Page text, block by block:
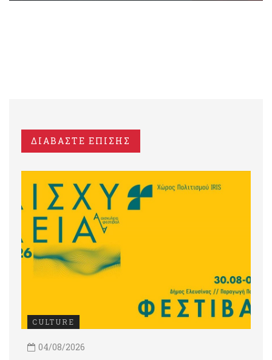
ΔΙΑΒΑΣΤΕ ΕΠΙΣΗΣ
CULTURE
04/08/2026